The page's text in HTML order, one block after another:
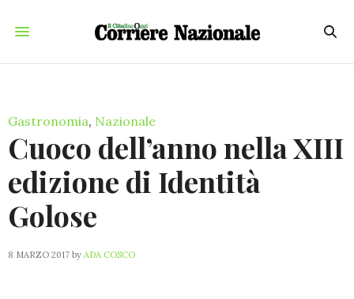
Gastronomia, Nazionale
Cuoco dell’anno nella XIII
edizione di Identità
Golose
8 MARZO 2017 by ADA COSCO